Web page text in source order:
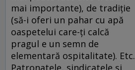
mai importante), de tradiţie
(să-i oferi un pahar cu apă
oaspetelui care-ţi calcă
pragul e un semn de
elementară ospitalitate). Etc.
Patronatele, sindicatele şi